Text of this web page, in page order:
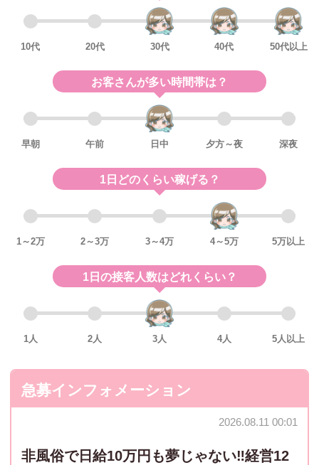
短時間・週１でもOKです
ご自身のライフスタイルに合わせて働いていただけます
ご質問などはお気軽にLINE公式アカウントからメッセージをお願いいた
10代 20代 30代 40代 50代以上
お客さんが多い時間帯は？
早朝 午前 日中 夕方～夜 深夜
1日どのくらい稼げる？
1～2万 2～3万 3～4万 4～5万 5万以上
1日の接客人数はどれくらい？
1人 2人 3人 4人 5人以上
急募インフォメーション
2026.08.11 00:01
非風俗で日給10万円も夢じゃない‼️経営12